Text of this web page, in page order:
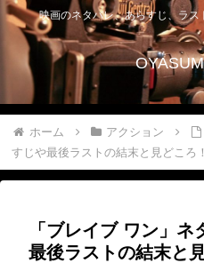
映画のネタバレ、あらすじ、ラ
ホーム アクション
すじや最後ラストの結末と見どころ！
「ブレイブ ワン」
最後ラストの結末と